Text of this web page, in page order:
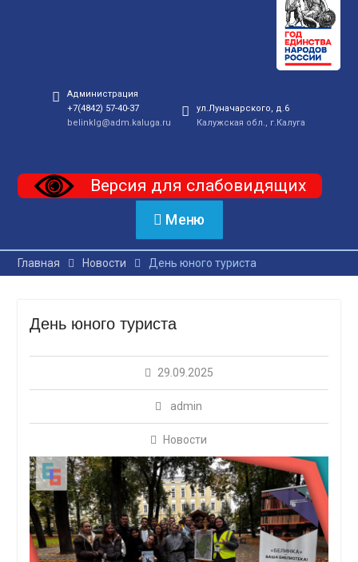
Администрация
+7(4842) 57-40-37
belinklg@adm.kaluga.ru
ул.Луначарского, д.6
Калужская обл., г.Калуга
Версия для слабовидящих
Меню
Главная Новости День юного туриста
День юного туриста
29.09.2025
admin
Новости